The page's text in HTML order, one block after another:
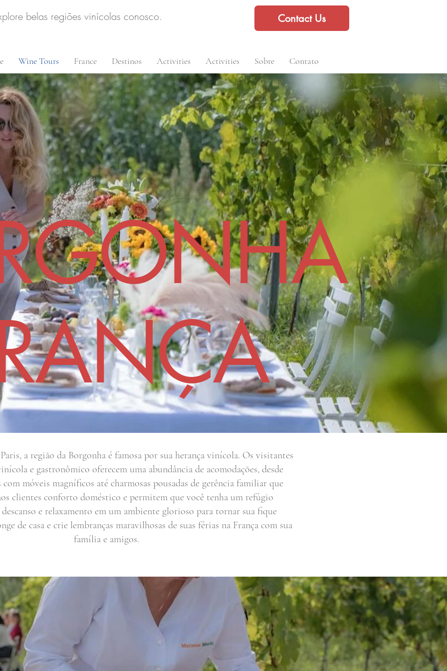
belas regiões vinícolas conosco. Contact Us
Wine Tours France Destinos Activities Activities Sobre Contato
a região da Borgonha é famosa por sua herança vinícola. Os visitantes
e gastronômico oferecem uma abundância de acomodações, desde
móveis magníficos até charmosas pousadas de gerência familiar que
clientes conforto doméstico e permitem que você tenha um refúgio
e relaxamento em um ambiente glorioso para tornar sua fique
de casa e crie lembranças maravilhosas de suas férias na França com sua
família e amigos.